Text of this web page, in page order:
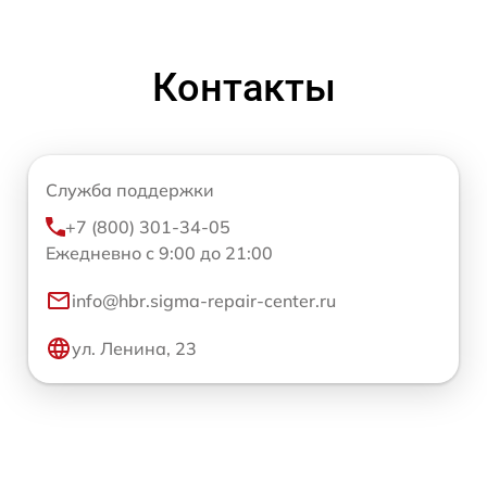
Контакты
Служба поддержки
+7 (800) 301-34-05
Ежедневно с 9:00 до 21:00
info@hbr.sigma-repair-center.ru
ул. Ленина, 23